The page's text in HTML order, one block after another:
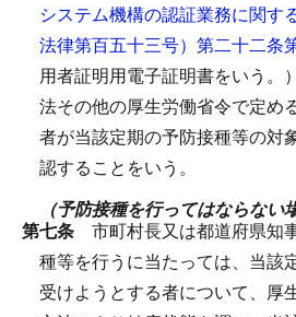
システム機構の認証業務に関す
法律第百五十三号）第二十二条
用者証明用電子証明書をいう。
法その他の厚生労働省令で定め
者が当該定期の予防接種等の対
認することをいう。
（予防接種を行ってはならない
第七条 市町村長又は都道府県知
種等を行うに当たっては、当該
受けようとする者について、厚